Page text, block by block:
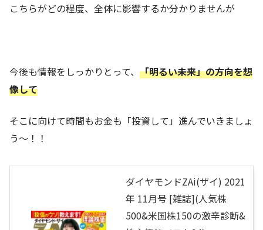
こちらがどの程度、全体に影響するか分かりませんが
今後も情報をしっかりとって、 「明るい未来」の方向を想
像して
そこに向けて時間もお金も「投資して」進んでいきましょ
う～！！
ダイヤモンドZAi(ザイ) 2021
年 11月号 [雑誌](人気株
500&米国株150の激辛診断&